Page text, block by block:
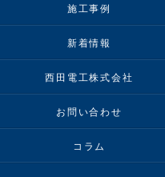
施工事例
新着情報
西田電工株式会社
お問い合わせ
コラム